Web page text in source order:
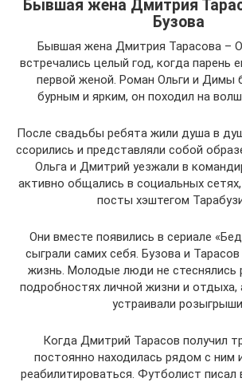
Бывшая жена Дмитрия
Бузова
Бывшая жена Дмитрия Тарасова –
встречались целый год, когда парень
первой женой. Роман Ольги и Димы
бурным и ярким, он походил на
После свадьбы ребята жили душа в
ссорились и представляли собой
Ольга и Дмитрий уезжали в
активно общались в социальных
посты хэштегом
Они вместе появились в сериале
сыграли самих себя. Бузова и
жизнь. Молодые люди не стеснялись
подробностях личной жизни и
устраивали
Когда Дмитрий Тарасов получил
постоянно находилась рядом с ним
реабилитироваться. Футболист